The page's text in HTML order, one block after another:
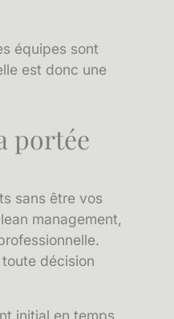
équipes sont
est donc une
portée
sans être vos
management,
décision
initial en temps,